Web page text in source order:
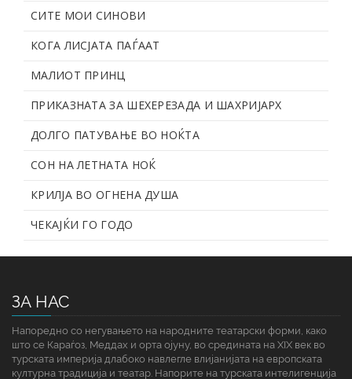
СИТЕ МОИ СИНОВИ
КОГА ЛИСЈАТА ПАЃААТ
МАЛИОТ ПРИНЦ
ПРИКАЗНАТА ЗА ШЕХЕРЕЗАДА И ШАХРИЈАРХ
ДОЛГО ПАТУВАЊЕ ВО НОЌТА
СОН НА ЛЕТНАТА НОЌ
КРИЛЈА ВО ОГНЕНА ДУША
ЧЕКАЈЌИ ГО ГОДО
ЗА НАС
Напоредно со негувањето на народните театарски форми, како
што се Караѓоз, Меддах и орта ојуну, во средината на XIX век во
турската империја длабоко навлегле влијанијата на европската
културна традиција и театар. Напорите на турската интелигенција